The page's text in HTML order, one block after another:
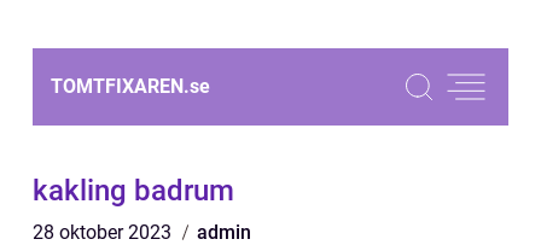
TOMTFIXAREN.se
kakling badrum
28 oktober 2023 admin